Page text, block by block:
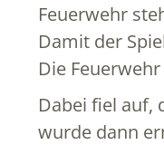
Feuerwehr
Damit der
Die
Dabei fiel auf,
wurde dann